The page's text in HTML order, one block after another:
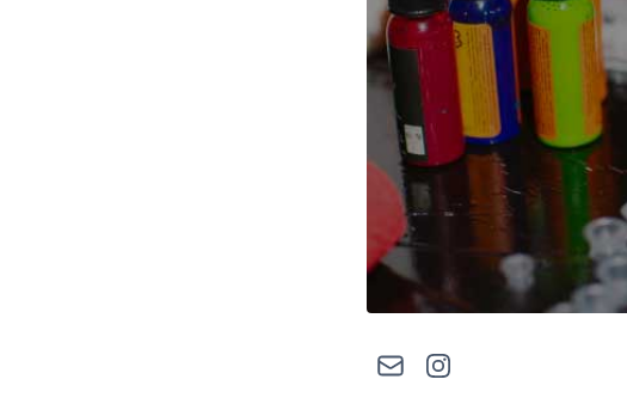
メール Instagram